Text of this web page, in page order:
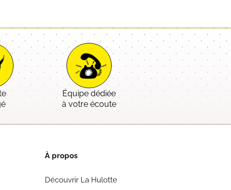
Équipe dédiée
à votre écoute
À propos
Découvrir La Hulotte